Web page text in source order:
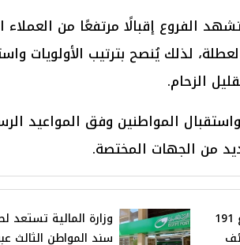
الفروع إقبالًا مرتفعًا من العملاء
لذلك يُنصح بترتيب الأولويات
الزحام.
المواطنين وفق المواعيد
من الجهات المختصة.
قرار رسمي بتوفيق أوضاع 191
وزارة المالية تستعد
سند المواطن الثالث